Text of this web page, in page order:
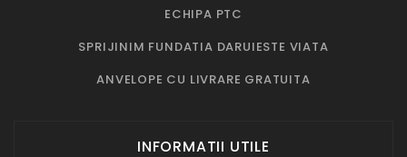
ECHIPA PTC
SPRIJINIM FUNDATIA DARUIESTE VIATA
ANVELOPE CU LIVRARE GRATUITA
INFORMATII UTILE